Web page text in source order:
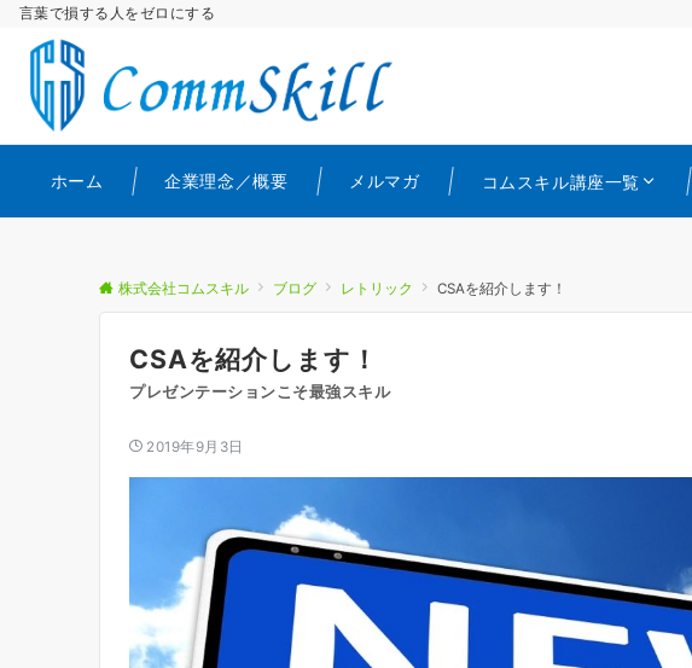
言葉で損する人をゼロにする
ホーム 企業理念／概要 メルマガ コムスキル講座一覧
株式会社コムスキル ブログ レトリック CSAを紹介します！
CSAを紹介します！
プレゼンテーションこそ最強スキル
2019年9月3日